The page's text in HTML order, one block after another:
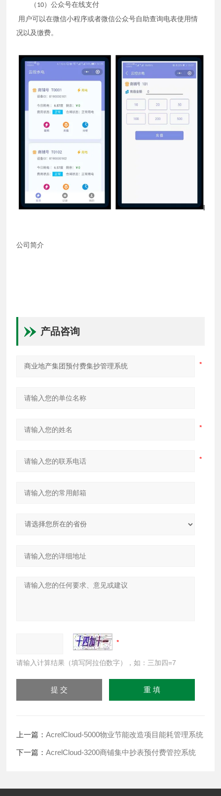
（ 10）公众号在线支付
用户可以在微信小程序或者微信公众号自助查询电表使用情
况以及缴费。
公司简介
产品咨询
请输入计算结果（填写阿拉伯数字），如：三加四=7
上一篇：AcrelCloud-5000物业节能改造项目能耗管理系统
下一篇：AcrelCloud-3200商铺集中抄表预付费管控系统